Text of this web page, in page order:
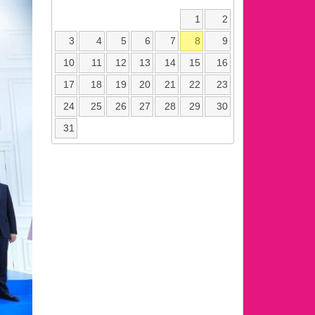
1
2
3
4 5 6 7 8
9
10
11 12 13 14 15
16
17
18 19 20 21 22
23
24
25 26 27 28 29
30
31